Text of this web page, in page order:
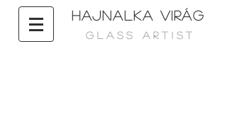
HAJNALKA VIRÁG
G L A S S A R T I S T